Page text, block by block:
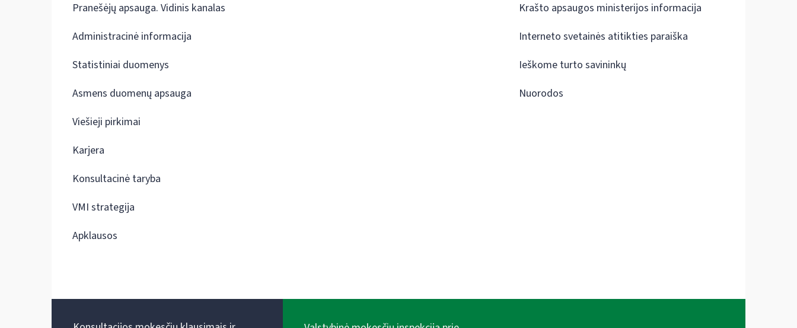
Pranešėjų apsauga. Vidinis kanalas
Administracinė informacija
Statistiniai duomenys
Asmens duomenų apsauga
Viešieji pirkimai
Karjera
Konsultacinė taryba
VMI strategija
Apklausos
Krašto apsaugos ministerijos informacija
Interneto svetainės atitikties paraiška
Ieškome turto savininkų
Nuorodos